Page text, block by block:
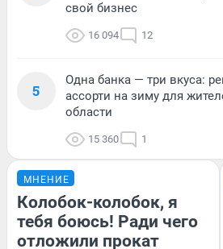
свой бизнес
16 094 12
5
Одна банка — три вкуса:
ассорти на зиму для
области
15 360 1
МНЕНИЕ
Колобок-колобок, я
тебя боюсь! Ради чего
отложили прокат